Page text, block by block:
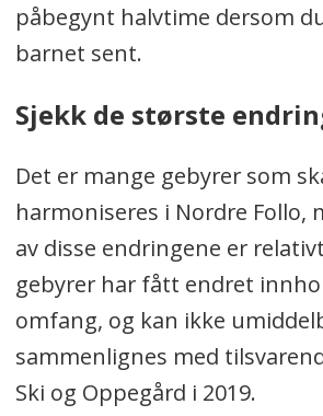
påbegynt halvtime dersom
barnet sent.
Sjekk de største
Det er mange gebyrer som
harmoniseres i Nordre Follo,
av disse endringene er
gebyrer har fått endret
omfang, og kan ikke
sammenlignes med
Ski og Oppegård i 2019.